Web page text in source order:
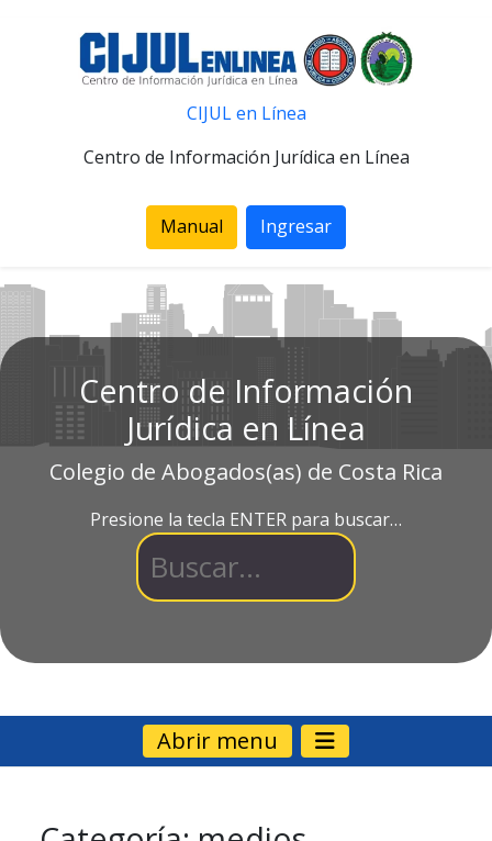
CIJUL en Línea
Centro de Información Jurídica en Línea
Manual Ingresar
Centro de Información
Jurídica en Línea
Colegio de Abogados(as) de Costa Rica
Presione la tecla ENTER para buscar…
Abrir menu